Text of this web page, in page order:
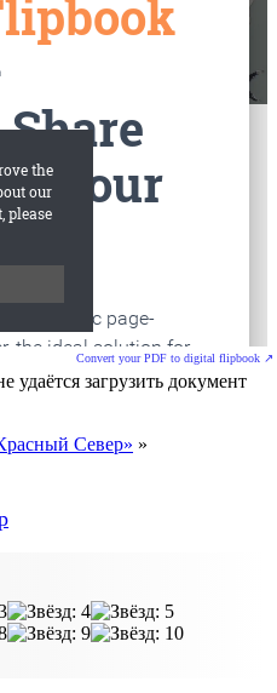
Convert your PDF to digital flipbook ↗
удаётся загрузить документ
Север» »